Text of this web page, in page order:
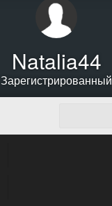
Natalia44
Зарегистрированный